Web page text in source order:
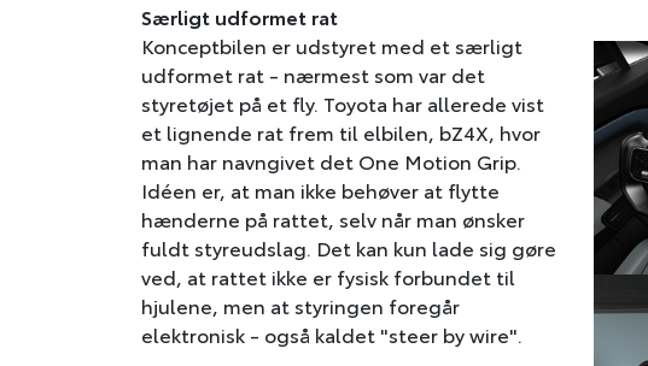
Særligt udformet rat
Konceptbilen er udstyret med et særligt
udformet rat - nærmest som var det
styretøjet på et fly. Toyota har allerede vist
et lignende rat frem til elbilen, bZ4X, hvor
man har navngivet det One Motion Grip.
Idéen er, at man ikke behøver at flytte
hænderne på rattet, selv når man ønsker
fuldt styreudslag. Det kan kun lade sig gøre
ved, at rattet ikke er fysisk forbundet til
hjulene, men at styringen foregår
elektronisk - også kaldet "steer by wire".